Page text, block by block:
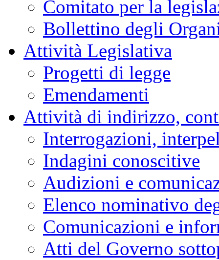
Comitato per la
Bollettino degli
Attività Legislativa
Progetti di legge
Emendamenti
Attività di indirizzo,
Interrogazioni,
Indagini conoscitive
Audizioni e
Elenco nominativo
Comunicazioni e
Atti del Governo